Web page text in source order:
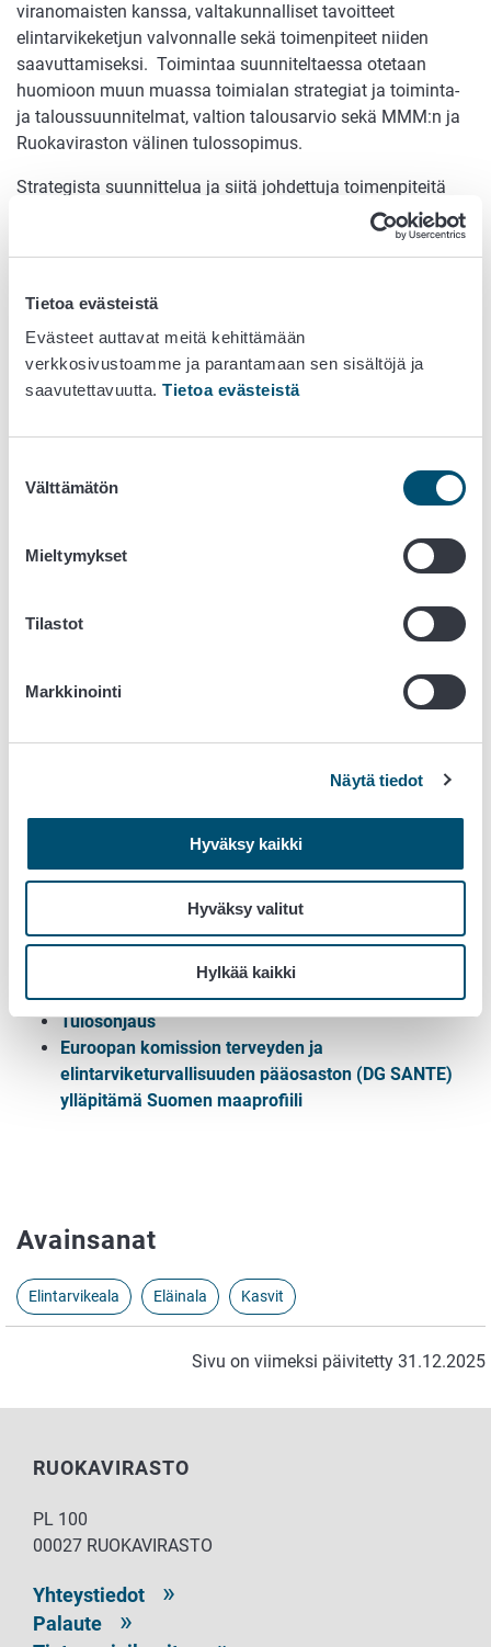
Tietoa evästeistä
Evästeet auttavat meitä kehittämään
verkkosivustoamme ja parantamaan sen sisältöjä ja
saavutettavuutta. Tietoa evästeistä
valinta
Välttämätön
Mieltymykset
Tilastot
Markkinointi
Näytä tiedot
Hyväksy kaikki
Hyväksy valitut
Hylkää kaikki
viranomaisten kanssa, valtakunnalliset tavoitteet
elintarvikeketjun valvonnalle sekä toimenpiteet niiden
saavuttamiseksi. Toimintaa suunniteltaessa otetaan
huomioon muun muassa toimialan strategiat ja toiminta-
ja taloussuunnitelmat, valtion talousarvio sekä MMM:n ja
Ruokaviraston välinen tulossopimus.
Strategista suunnittelua ja siitä johdettuja toimenpiteitä
täydentää vuosittainen valvontasuunnitelmien ja -tulosten
arviointi. Elintarvikeketjun valvonnassa noudatetaan
tarkoittaa, että asetettuja toimenpidesuunnitelmia
yhteydessä otetaan huomioon muun muassa aikaisemmat
valvontatulokset ja niiden edellyttämät korjaavat
toimenpiteet, mahdolliset auditointihavainnot sekä
Jatkuva parantaminen elintarvikeketjun valvonnassa
Lisätietoa
valvontasuunnitelma 2025-2028
Elintarvikevalvonta
Eläinsuojelun valvonta
Eläinlääkäreiden valvonta
Tulosohjaus
Euroopan komission terveyden ja
elintarviketurvallisuuden pääosaston (DG SANTE)
ylläpitämä Suomen maaprofiili
Avainsanat
Elintarvikeala Eläinala Kasvit
Sivu on viimeksi päivitetty 31.12.2025
RUOKAVIRASTO
PL 100
00027 RUOKAVIRASTO
Yhteystiedot
Palaute